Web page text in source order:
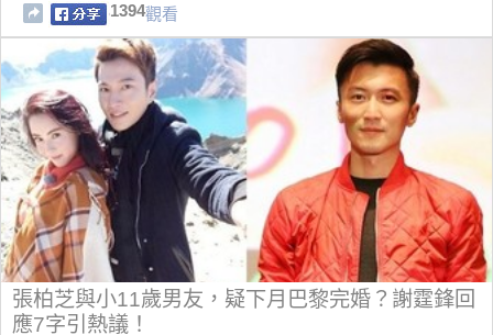
1394觀看
張柏芝與小11歲男友，疑下月巴黎完婚？謝霆鋒回
應7字引熱議！